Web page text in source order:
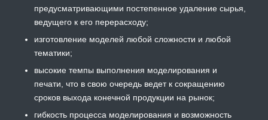
предусматривающими постепенное удаление сырья,
ведущего к его перерасходу;
изготовление моделей любой сложности и любой
тематики;
высокие темпы выполнения моделирования и
печати, что в свою очередь ведет к сокращению
сроков выхода конечной продукции на рынок;
гибкость процесса моделирования и возможность